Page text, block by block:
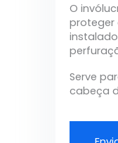
O
proteger
Serve
cabeça